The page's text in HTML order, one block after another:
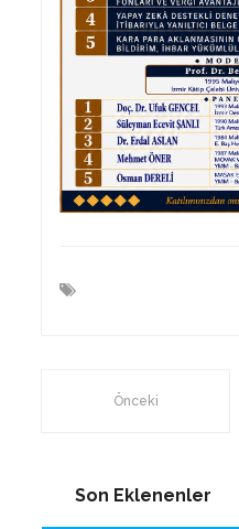
Önceki
Son Eklenenler